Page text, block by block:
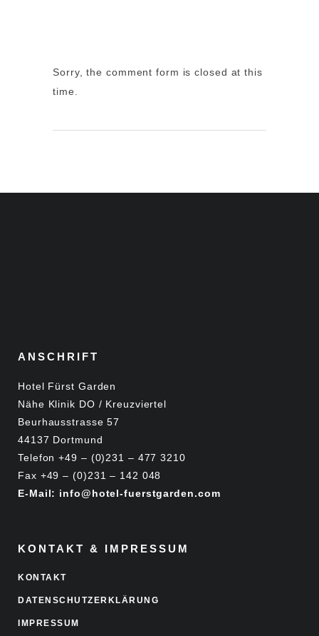
Sorry, the comment form is closed at this
time.
ANSCHRIFT
Hotel Fürst Garden
Nähe Klinik DO / Kreuzviertel
Beurhausstrasse 57
44137 Dortmund
Telefon +49 – (0)231 – 477 3210
Fax +49 – (0)231 – 142 048
E-Mail: info@hotel-fuerstgarden.com
KONTAKT & IMPRESSUM
KONTAKT
DATENSCHUTZERKLÄRUNG
IMPRESSUM